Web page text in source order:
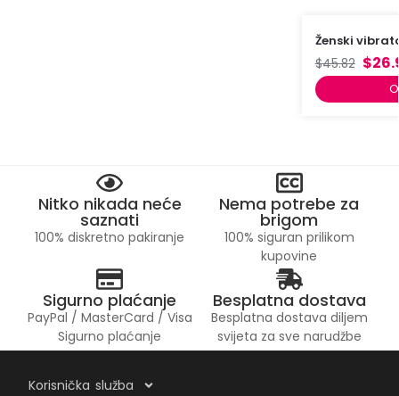
Ženski
$45.82 $
Nitko nikada neće
saznati
100% diskretno pakiranje
Nema potrebe za
brigom
100% siguran prilikom
kupovine
Sigurno plaćanje
PayPal / MasterCard / Visa
Sigurno plaćanje
Besplatna dostava
Besplatna dostava diljem
svijeta za sve narudžbe
Korisnička služba